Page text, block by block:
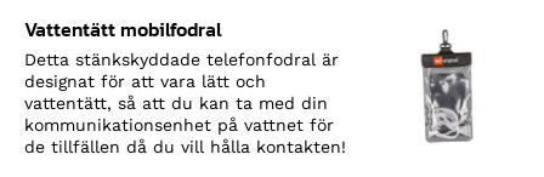
Vattentätt mobilfodral
Detta stänkskyddade telefonfodral är
designat för att vara lätt och
vattentätt, så att du kan ta med din
kommunikationsenhet på vattnet för
de tillfällen då du vill hålla kontakten!